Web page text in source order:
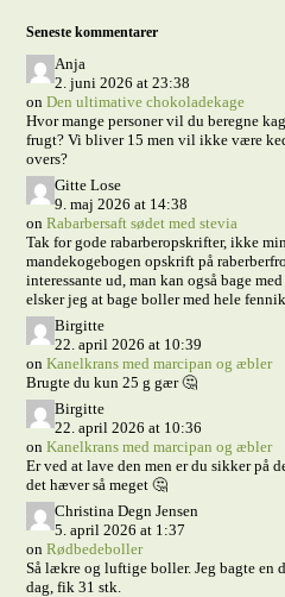
Seneste kommentarer
Anja
2. juni 2026 at 23:38
onDen ultimative chokoladekage
Hvor mange personer vil du beregne
frugt? Vi bliver 15 men vil ikke være
overs?
Gitte Lose
9. maj 2026 at 14:38
onRabarbersaft sødet med stevia
Tak for gode rabarberopskrifter, ikke
mandekogebogen opskrift på
interessante ud, man kan også bage
elsker jeg at bage boller med hele
Birgitte
22. april 2026 at 10:39
onKanelkrans med marcipan og æbler
Brugte du kun 25 g gær 🤔
Birgitte
22. april 2026 at 10:36
onKanelkrans med marcipan og æbler
Er ved at lave den men er du sikker på
det hæver så meget 🤔
Christina Degn Jensen
5. april 2026 at 1:37
onRødbedeboller
Så lækre og luftige boller. Jeg bagte
dag, fik 31 stk.